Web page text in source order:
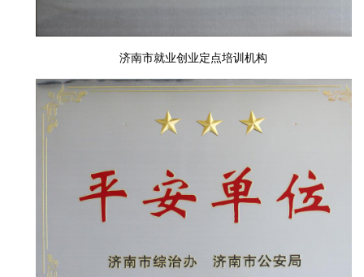
济南市就业创业定点培训机构